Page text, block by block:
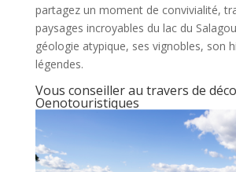
partagez un moment de convivialité,
paysages incroyables du lac du
géologie atypique, ses vignobles, son
légendes.
Vous conseiller au travers de
Oenotouristiques